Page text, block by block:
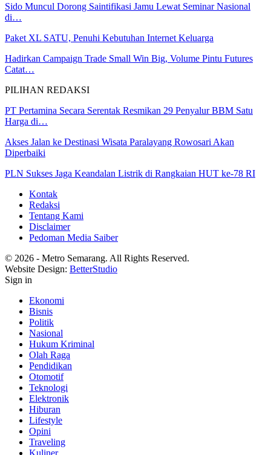
Sido Muncul Dorong Saintifikasi Jamu Lewat Seminar Nasional
di…
Paket XL SATU, Penuhi Kebutuhan Internet Keluarga
Hadirkan Campaign Trade Small Win Big, Volume Pintu Futures
Catat…
PILIHAN REDAKSI
PT Pertamina Secara Serentak Resmikan 29 Penyalur BBM Satu
Harga di…
Akses Jalan ke Destinasi Wisata Paralayang Rowosari Akan
Diperbaiki
PLN Sukses Jaga Keandalan Listrik di Rangkaian HUT ke-78 RI
Kontak
Redaksi
Tentang Kami
Disclaimer
Pedoman Media Saiber
© 2026 - Metro Semarang. All Rights Reserved.
Website Design: BetterStudio
Sign in
Ekonomi
Bisnis
Politik
Nasional
Hukum Kriminal
Olah Raga
Pendidikan
Otomotif
Teknologi
Elektronik
Hiburan
Lifestyle
Opini
Traveling
Kuliner